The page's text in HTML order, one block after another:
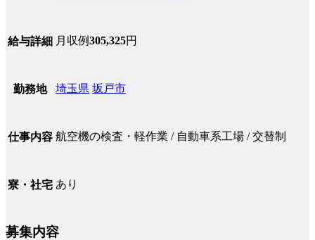
給与詳細 月収例305,325円
勤務地 埼玉県 坂戸市
仕事内容 航空機の検査・軽作業 / 自動車系工場 / 交替制
寮・社宅 あり
募集内容